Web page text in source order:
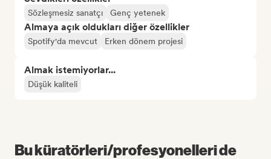
Sözleşmesiz sanatçı Genç yetenek
Almaya açık oldukları diğer özellikler
Spotify'da mevcut Erken dönem projesi
Almak istemiyorlar...
Düşük kaliteli
Bu küratörleri/profesyonelleri de